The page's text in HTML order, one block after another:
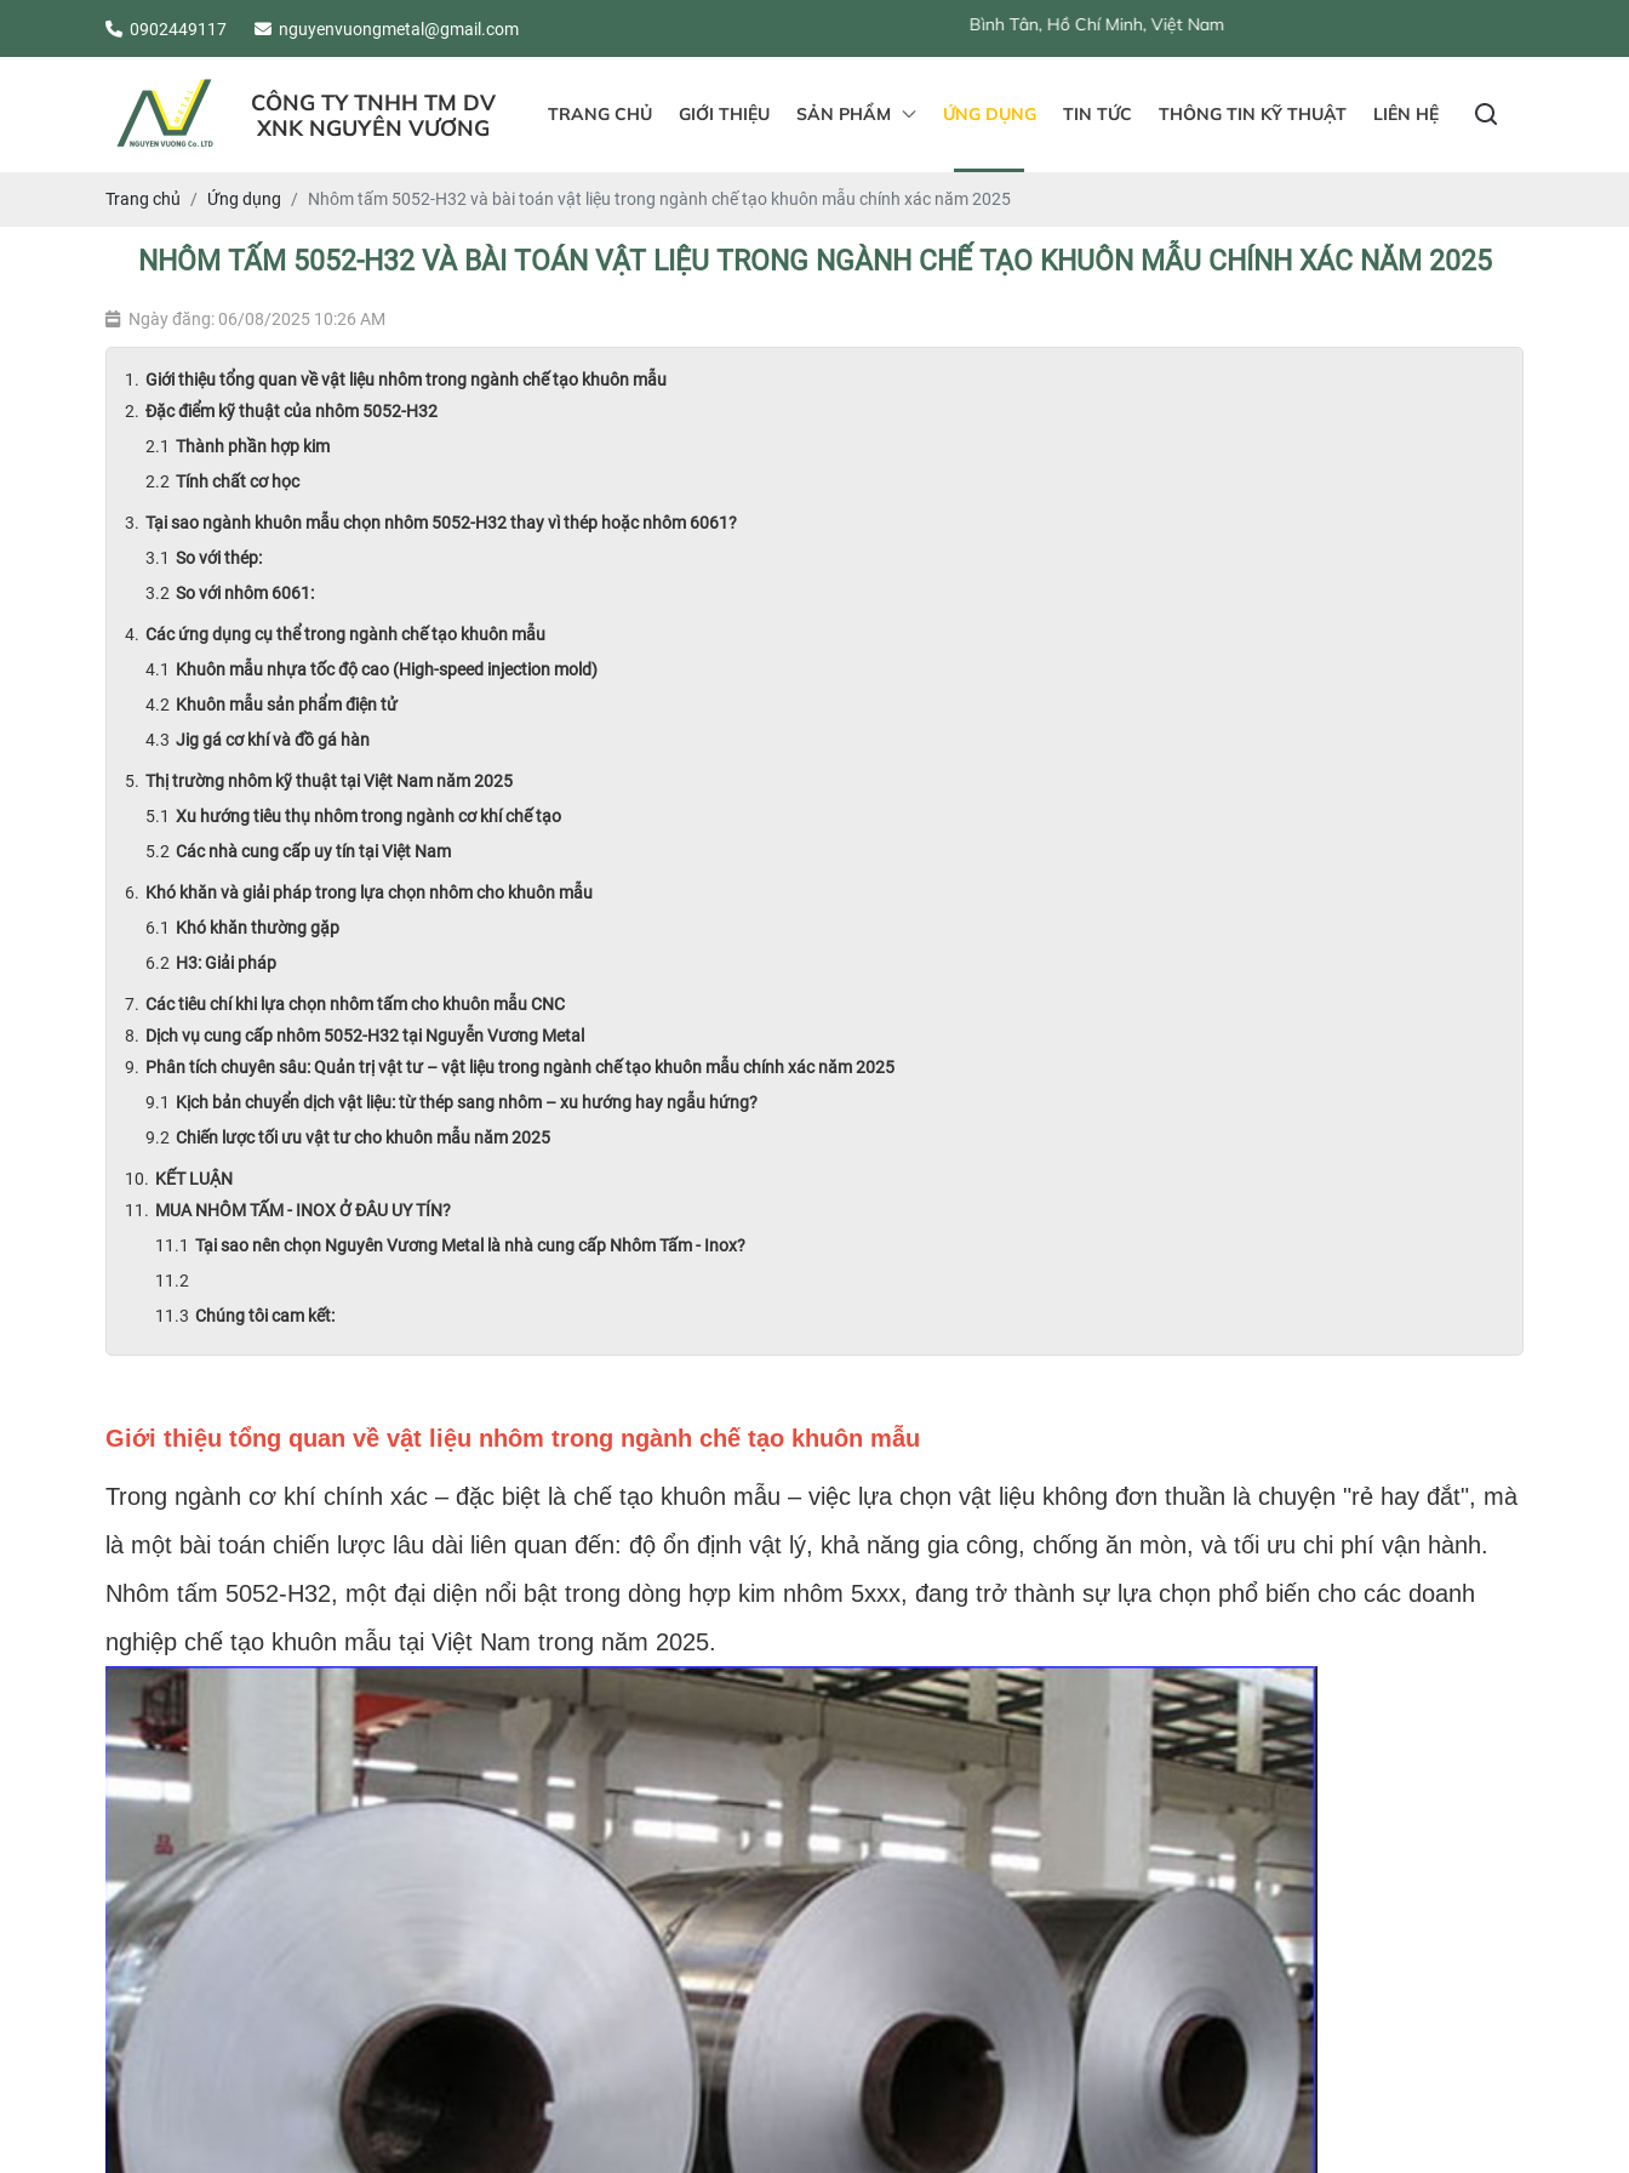
0902449117 nguyenvuongmetal@gmail.com 546 - 548 QL1A, Bình Hưng Hoà B, Bình Tân, Hồ Chí Minh, Việt Nam
CÔNG TY TNHH TM DV
XNK NGUYÊN VƯƠNG
TRANG CHỦ GIỚI THIỆU SẢN PHẨM ỨNG DỤNG TIN TỨC THÔNG TIN KỸ THUẬT LIÊN HỆ
Trang chủ Ứng dụng Nhôm tấm 5052-H32 và bài toán vật liệu trong ngành chế tạo khuôn mẫu chính xác năm 2025
NHÔM TẤM 5052-H32 VÀ BÀI TOÁN VẬT LIỆU TRONG NGÀNH CHẾ TẠO KHUÔN MẪU CHÍNH XÁC NĂM 2025
Ngày đăng: 06/08/2025 10:26 AM
Giới thiệu tổng quan về vật liệu nhôm trong ngành chế tạo khuôn mẫu
Đặc điểm kỹ thuật của nhôm 5052-H32
Thành phần hợp kim
Tính chất cơ học
Tại sao ngành khuôn mẫu chọn nhôm 5052-H32 thay vì thép hoặc nhôm 6061?
So với thép:
So với nhôm 6061:
Các ứng dụng cụ thể trong ngành chế tạo khuôn mẫu
Khuôn mẫu nhựa tốc độ cao (High-speed injection mold)
Khuôn mẫu sản phẩm điện tử
Jig gá cơ khí và đồ gá hàn
Thị trường nhôm kỹ thuật tại Việt Nam năm 2025
Xu hướng tiêu thụ nhôm trong ngành cơ khí chế tạo
Các nhà cung cấp uy tín tại Việt Nam
Khó khăn và giải pháp trong lựa chọn nhôm cho khuôn mẫu
Khó khăn thường gặp
H3: Giải pháp
Các tiêu chí khi lựa chọn nhôm tấm cho khuôn mẫu CNC
Dịch vụ cung cấp nhôm 5052-H32 tại Nguyễn Vương Metal
Phân tích chuyên sâu: Quản trị vật tư – vật liệu trong ngành chế tạo khuôn mẫu chính xác năm 2025
Kịch bản chuyển dịch vật liệu: từ thép sang nhôm – xu hướng hay ngẫu hứng?
Chiến lược tối ưu vật tư cho khuôn mẫu năm 2025
KẾT LUẬN
MUA NHÔM TẤM - INOX Ở ĐÂU UY TÍN?
Tại sao nên chọn Nguyên Vương Metal là nhà cung cấp Nhôm Tấm - Inox?
Chúng tôi cam kết:
Giới thiệu tổng quan về vật liệu nhôm trong ngành chế tạo khuôn mẫu
Trong ngành cơ khí chính xác – đặc biệt là chế tạo khuôn mẫu – việc lựa chọn vật liệu không đơn thuần là chuyện "rẻ hay đắt", mà
là một bài toán chiến lược lâu dài liên quan đến: độ ổn định vật lý, khả năng gia công, chống ăn mòn, và tối ưu chi phí vận hành.
Nhôm tấm 5052-H32, một đại diện nổi bật trong dòng hợp kim nhôm 5xxx, đang trở thành sự lựa chọn phổ biến cho các doanh
nghiệp chế tạo khuôn mẫu tại Việt Nam trong năm 2025.